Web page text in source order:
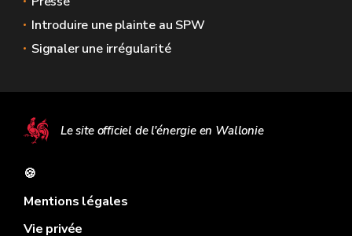
Introduire une plainte au SPW
Signaler une irrégularité
Le site officiel de l'énergie en Wallonie
🍪
Mentions légales
Vie privée